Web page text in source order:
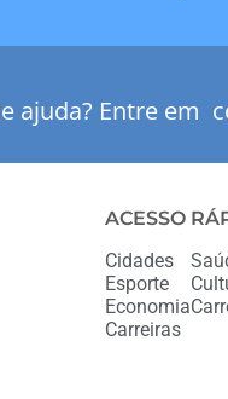
ajuda? Entre em
ACESSO
Cidades
Esporte
Economia
Carreiras